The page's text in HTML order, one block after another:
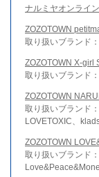
ナルミヤオンライ
ZOZOTOWN
取り扱いブランド
ZOZOTOWN X-girl
取り扱いブランド
ZOZOTOWN
取り扱いブランド
LOVETOXIC、
ZOZOTOWN
取り扱いブランド